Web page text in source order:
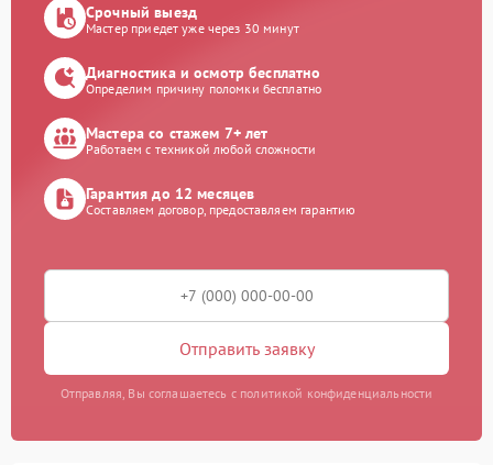
Срочный выезд
Мастер приедет уже через 30 минут
Диагностика и осмотр бесплатно
Определим причину поломки бесплатно
Мастера со стажем 7+ лет
Работаем с техникой любой сложности
Гарантия до 12 месяцев
Составляем договор, предоставляем гарантию
Отправить заявку
Отправляя, Вы соглашаетесь с политикой конфиденциальности